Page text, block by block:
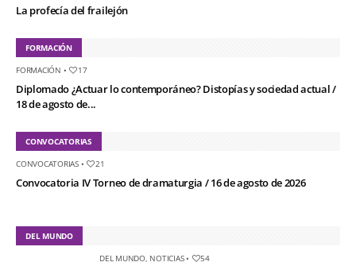
La profecía del frailejón
FORMACIÓN
FORMACIÓN • 17
Diplomado ¿Actuar lo contemporáneo? Distopías y sociedad actual /
18 de agosto de...
CONVOCATORIAS
CONVOCATORIAS• 21
Convocatoria IV Torneo de dramaturgia / 16 de agosto de 2026
DEL MUNDO
DEL MUNDO, NOTICIAS• 54